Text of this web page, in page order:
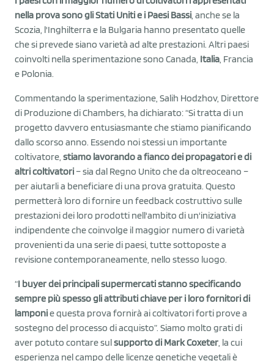
nella prova sono gli Stati Uniti e i Paesi Bassi , anche se la
Scozia, l'Inghilterra e la Bulgaria hanno presentato quelle
che si prevede siano varietà ad alte prestazioni. Altri paesi
coinvolti nella sperimentazione sono Canada, Italia , Francia
e Polonia.
Commentando la sperimentazione, Salih Hodzhov, Direttore
di Produzione di Chambers, ha dichiarato: “Si tratta di un
progetto davvero entusiasmante che stiamo pianificando
dallo scorso anno. Essendo noi stessi un importante
coltivatore, stiamo lavorando a fianco dei propagatori e di
altri coltivatori – sia dal Regno Unito che da oltreoceano –
per aiutarli a beneficiare di una prova gratuita. Questo
permetterà loro di fornire un feedback costruttivo sulle
prestazioni dei loro prodotti nell'ambito di un'iniziativa
indipendente che coinvolge il maggior numero di varietà
provenienti da una serie di paesi, tutte sottoposte a
revisione contemporaneamente, nello stesso luogo.
“I buyer dei principali supermercati stanno specificando
sempre più spesso gli attributi chiave per i loro fornitori di
lamponie questa prova fornirà ai coltivatori forti prove a
sostegno del processo di acquisto”. Siamo molto grati di
aver potuto contare sulsupporto di Mark Coxeter , la cui
esperienza nel campo delle licenze genetiche vegetali è